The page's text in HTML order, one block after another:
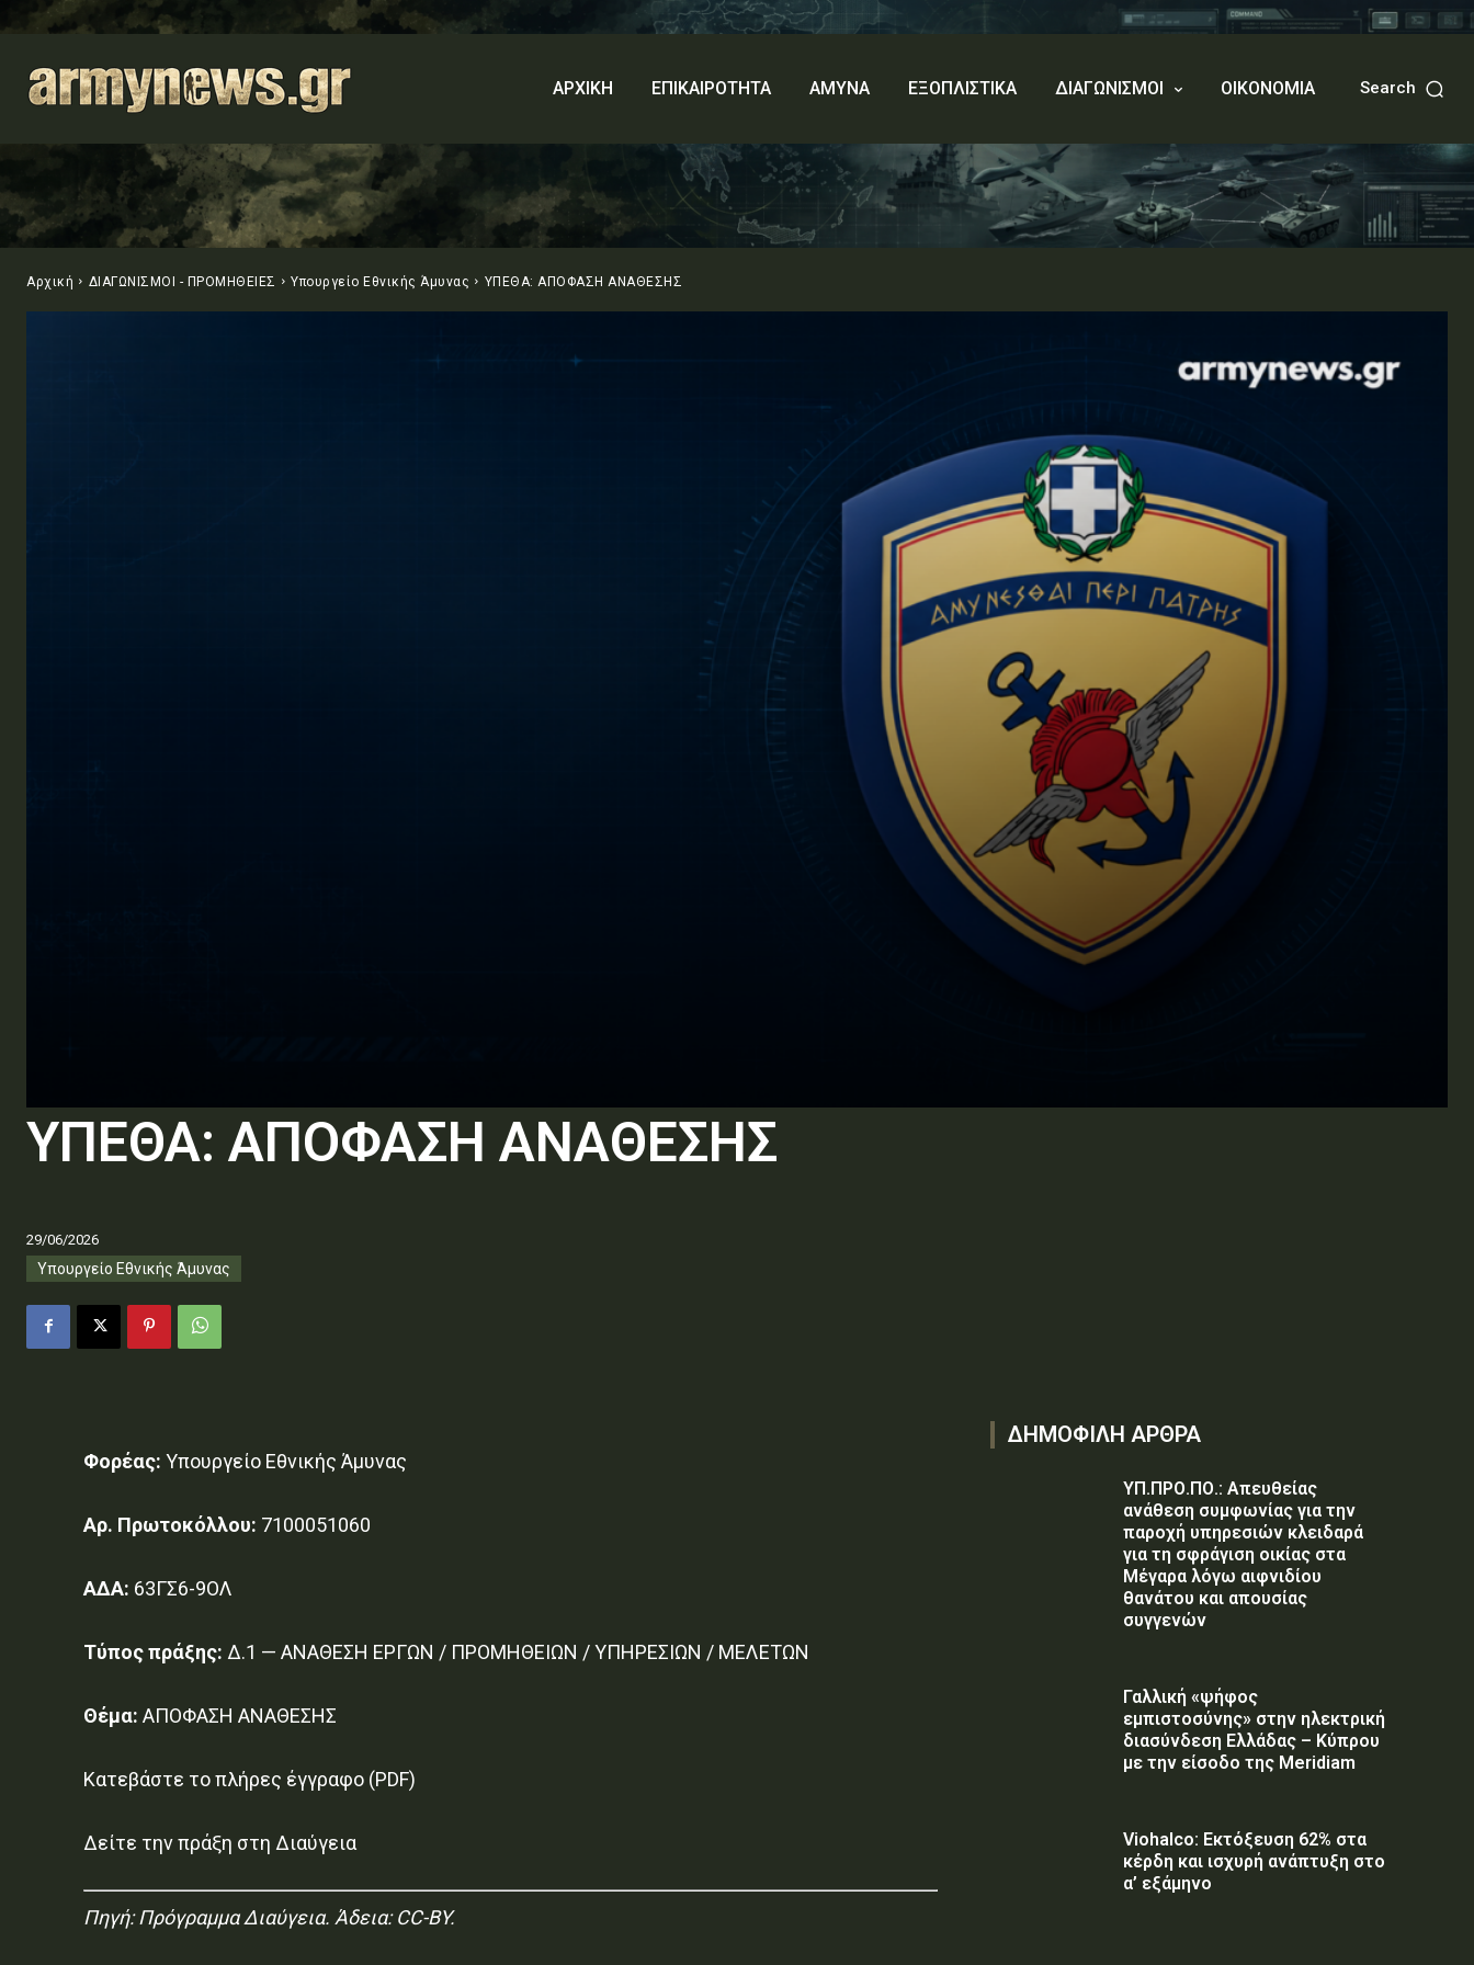
ΑΡΧΙΚΗ ΕΠΙΚΑΙΡΟΤΗΤΑ ΑΜΥΝΑ ΕΞΟΠΛΙΣΤΙΚΑ ΔΙΑΓΩΝΙΣΜΟΙ ΟΙΚΟΝΟΜΙΑ Search
Αρχική ΔΙΑΓΩΝΙΣΜΟΙ - ΠΡΟΜΗΘΕΙΕΣ Υπουργείο Εθνικής Άμυνας ΥΠΕΘΑ: ΑΠΟΦΑΣΗ ΑΝΑΘΕΣΗΣ
ΥΠΕΘΑ: ΑΠΟΦΑΣΗ ΑΝΑΘΕΣΗΣ
29/06/2026
Υπουργείο Εθνικής Άμυνας
Φορέας: Υπουργείο Εθνικής Άμυνας
Αρ. Πρωτοκόλλου: 7100051060
ΑΔΑ: 63ΓΣ6-9ΟΛ
Τύπος πράξης: Δ.1 — ΑΝΑΘΕΣΗ ΕΡΓΩΝ / ΠΡΟΜΗΘΕΙΩΝ / ΥΠΗΡΕΣΙΩΝ / ΜΕΛΕΤΩΝ
Θέμα: ΑΠΟΦΑΣΗ ΑΝΑΘΕΣΗΣ
Κατεβάστε το πλήρες έγγραφο (PDF)
Δείτε την πράξη στη Διαύγεια
Πηγή:Πρόγραμμα Διαύγεια. Άδεια: CC-BY.
ΔΗΜΟΦΙΛΗ ΑΡΘΡΑ
ΥΠ.ΠΡΟ.ΠΟ.: Απευθείας
ανάθεση συμφωνίας για την
παροχή υπηρεσιών κλειδαρά
για τη σφράγιση οικίας στα
Μέγαρα λόγω αιφνιδίου
θανάτου και απουσίας
συγγενών
Γαλλική «ψήφος
εμπιστοσύνης» στην ηλεκτρική
διασύνδεση Ελλάδας – Κύπρου
με την είσοδο της Meridiam
Viohalco: Εκτόξευση 62% στα
κέρδη και ισχυρή ανάπτυξη στο
α’ εξάμηνο